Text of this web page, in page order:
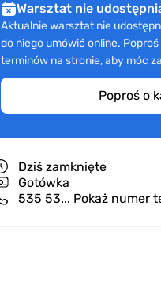
Warsztat nie
Aktualnie warsztat nie
do niego umówić online.
terminów na stronie, aby móc
Poproś o
Dziś zamknięte
Gotówka
535 53... Pokaż numer